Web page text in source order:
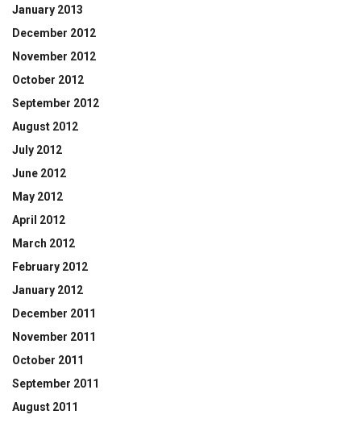
January 2013
December 2012
November 2012
October 2012
September 2012
August 2012
July 2012
June 2012
May 2012
April 2012
March 2012
February 2012
January 2012
December 2011
November 2011
October 2011
September 2011
August 2011